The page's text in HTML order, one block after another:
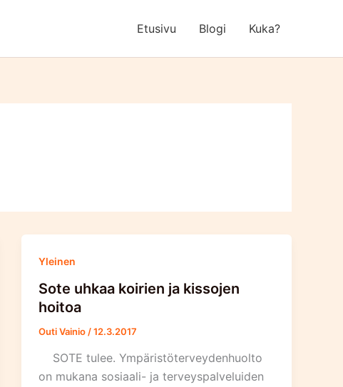
Etusivu Blogi Kuka?
Yleinen
Sote uhkaa koirien ja kissojen
hoitoa
Outi Vainio /12.3.2017
SOTE tulee. Ympäristöterveydenhuolto
on mukana sosiaali- ja terveyspalveluiden